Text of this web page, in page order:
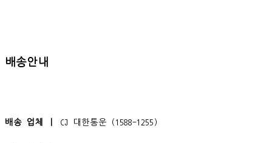
배송안내
배송 업체 ㅣ CJ 대한통운 (1588-1255)